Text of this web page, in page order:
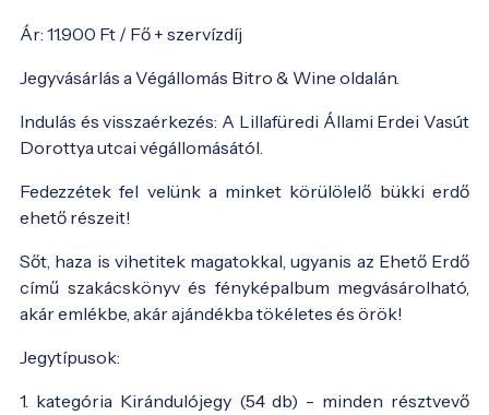
Ár: 11.900 Ft / Fő + szervízdíj
Jegyvásárlás a Végállomás Bitro & Wine oldalán.
Indulás és visszaérkezés: A Lillafüredi Állami Erdei Vasút
Dorottya utcai végállomásától.
Fedezzétek fel velünk a minket körülölelő bükki erdő
ehető részeit!
Sőt, haza is vihetitek magatokkal, ugyanis az Ehető Erdő
című szakácskönyv és fényképalbum megvásárolható,
akár emlékbe, akár ajándékba tökéletes és örök!
Jegytípusok:
1. kategória Kirándulójegy (54 db) - minden résztvevő